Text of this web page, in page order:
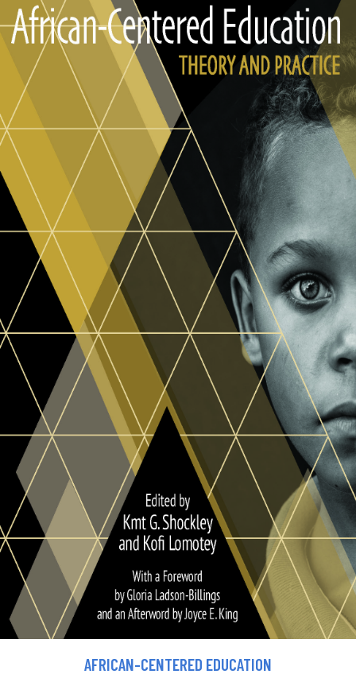
AFRICAN-CENTERED EDUCATION